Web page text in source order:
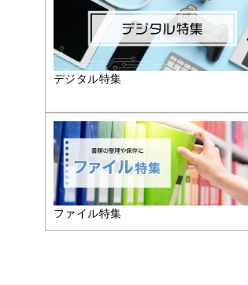
デジタル特集
ファイル特集